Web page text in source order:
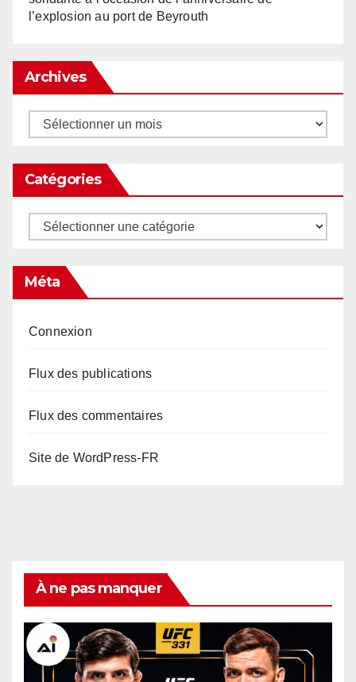
l’explosion au port de Beyrouth
Archives
Archives
Catégories
Catégories
Méta
Connexion
Flux des publications
Flux des commentaires
Site de WordPress-FR
À ne pas manquer